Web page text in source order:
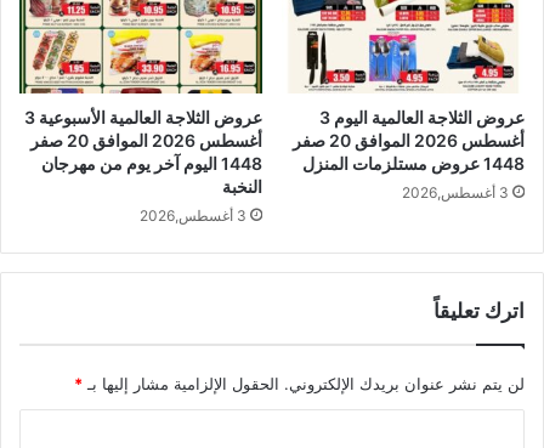
عروض الثلاجة العالمية اليوم 3
أغسطس 2026 الموافق 20 صفر
1448 عروض مستلزمات المنزل
3 أغسطس,2026
عروض الثلاجة العالمية الأسبوعية 3
أغسطس 2026 الموافق 20 صفر
1448 اليوم آخر يوم من مهرجان
النخبة
3 أغسطس,2026
اترك تعليقاً
لن يتم نشر عنوان بريدك الإلكتروني. الحقول الإلزامية مشار إليها بـ *